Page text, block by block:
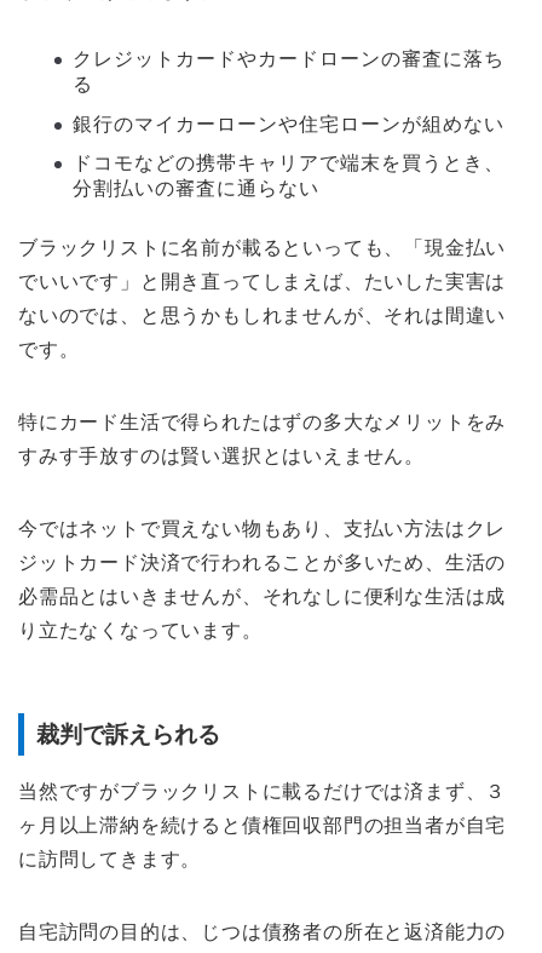
クレジットカードやカードローンの審査に落ち
る
銀行のマイカーローンや住宅ローンが組めない
ドコモなどの携帯キャリアで端末を買うとき、
分割払いの審査に通らない
ブラックリストに名前が載るといっても、「現金払い
でいいです」と開き直ってしまえば、たいした実害は
ないのでは、と思うかもしれませんが、それは間違い
です。
特にカード生活で得られたはずの多大なメリットをみ
すみす手放すのは賢い選択とはいえません。
今ではネットで買えない物もあり、支払い方法はクレ
ジットカード決済で行われることが多いため、生活の
必需品とはいきませんが、それなしに便利な生活は成
り立たなくなっています。
裁判で訴えられる
当然ですがブラックリストに載るだけでは済まず、３
ヶ月以上滞納を続けると債権回収部門の担当者が自宅
に訪問してきます。
自宅訪問の目的は、じつは債務者の所在と返済能力の